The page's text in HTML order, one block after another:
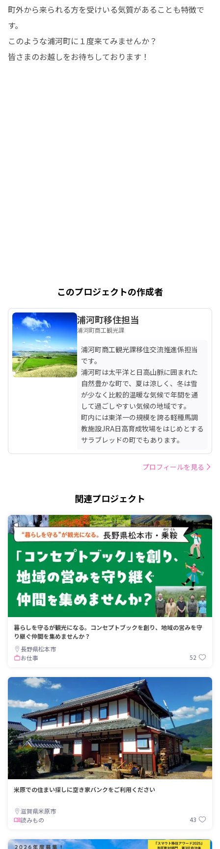
町外から来られる方を受けいる気質があることも特徴で
す。
このような浦河町に１度来てみませんか？
皆さまのお越しをお待ちしております！
このプロジェクトの作成者
浦河町移住担当
浦河町商工観光課
浦河町商工観光課移住交流推進係担当
です。
浦河町は太平洋と日高山脈に囲まれた
自然豊かな町で、夏は涼しく、冬は雪
が少なく比較的温暖な気候で年間を通
して過ごしやすい気候の地域です。
町内には東洋一の規模を誇る軽種馬調
教施設JRA日高育成牧場をはじめとする
サラブレッドの町でもあります。
プロフィールを見る
関連プロジェクト
暮らしを守るが観光になる。コンセプトブックを創り、地域の営みを守
り継ぐ仲間を集めませんか？
長野県松本市
お仕事
52
米原での住まい探しに空き家バンクをご利用ください
滋賀県米原市
読みもの
43